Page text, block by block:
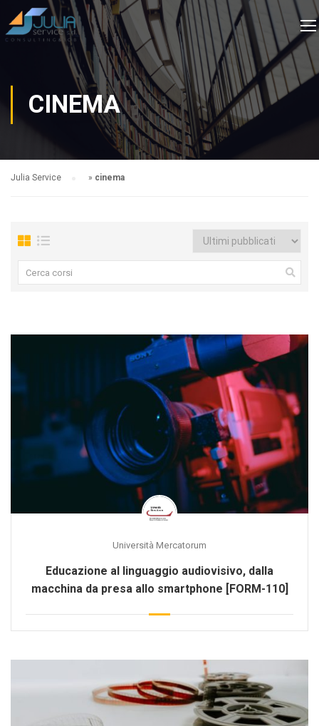
CINEMA
Julia Service » cinema
Università Mercatorum
Educazione al linguaggio audiovisivo, dalla
macchina da presa allo smartphone [FORM-110]